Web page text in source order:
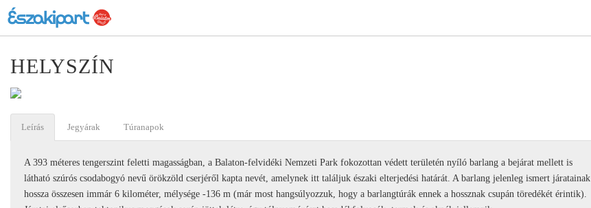
HELYSZÍN
Leírás Jegyárak Túranapok
A 393 méteres tengerszint feletti magasságban, a Balaton-felvidéki Nemzeti Park fokozottan védett területén nyíló barlang a bejárat mellett is
látható szúrós csodabogyó nevű örökzöld cserjéről kapta nevét, amelynek itt találjuk északi elterjedési határát. A barlang jelenleg ismert járatainak
hossza összesen immár 6 kilométer, mélysége -136 m (már most hangsúlyozzuk, hogy a barlangtúrák ennek a hossznak csupán töredékét érintik).